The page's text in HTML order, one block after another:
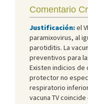
Comentario
Justificación:el
paramixovirus, al
parotiditis. La
preventivos para
Existen indicios
protector no
respiratorio
vacuna TV